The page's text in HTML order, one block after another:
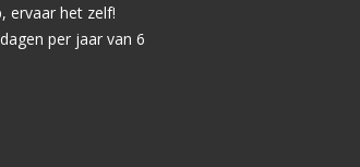
ervaar het zelf!
per jaar van 6